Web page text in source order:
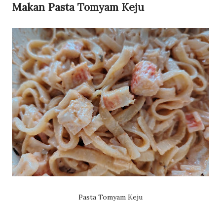
Makan Pasta Tomyam Keju
Pasta Tomyam Keju